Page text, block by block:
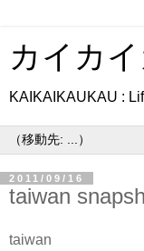
カイカ
KAIKAIKAUKAU :
2011/09/16
taiwan
taiwan